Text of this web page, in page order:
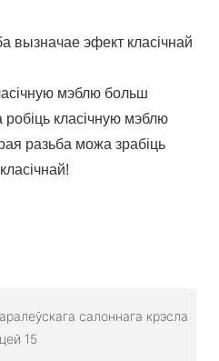
вызначае эфект класічнай
мэблю больш
класічную мэблю
разьба можа зрабіць